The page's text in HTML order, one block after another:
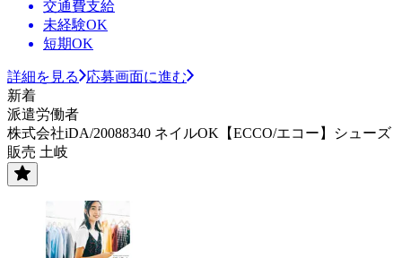
交通費支給
未経験OK
短期OK
詳細を見る
応募画面に進む
新着
派遣労働者
株式会社iDA/20088340 ネイルOK【ECCO/エコー】シューズ
販売 土岐